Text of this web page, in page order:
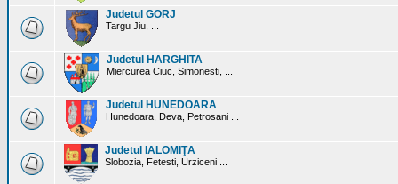
Judetul GORJ
Targu Jiu, ...
Judetul HARGHITA
Miercurea Ciuc, Simonesti, ...
Judetul HUNEDOARA
Hunedoara, Deva, Petrosani ...
Judetul IALOMIŢA
Slobozia, Fetesti, Urziceni ...